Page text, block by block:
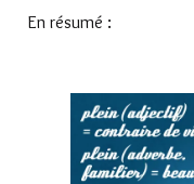
En résumé :